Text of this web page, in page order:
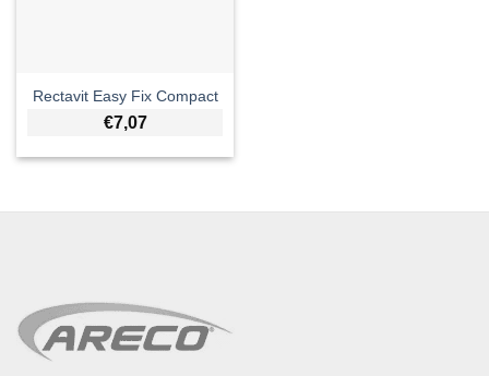
Rectavit Easy Fix Compact
€7,07